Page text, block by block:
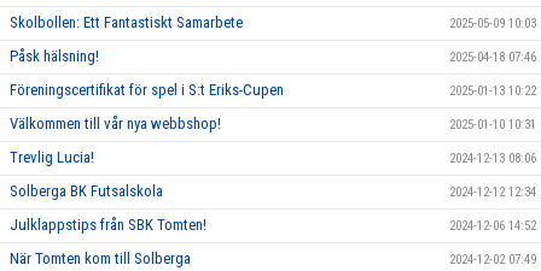
Skolbollen: Ett Fantastiskt Samarbete 2025-05-09 10:03
Påsk hälsning! 2025-04-18 07:46
Föreningscertifikat för spel i S:t Eriks-Cupen 2025-01-13 10:22
Välkommen till vår nya webbshop! 2025-01-10 10:31
Trevlig Lucia! 2024-12-13 08:06
Solberga BK Futsalskola 2024-12-12 12:34
Julklappstips från SBK Tomten! 2024-12-06 14:52
När Tomten kom till Solberga 2024-12-02 07:49